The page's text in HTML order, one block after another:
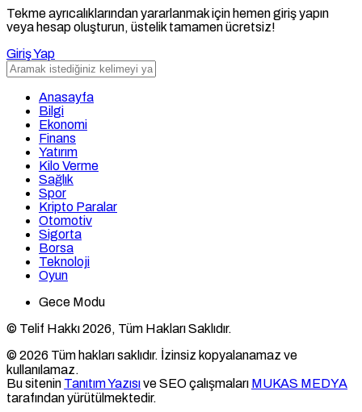
Tekme ayrıcalıklarından yararlanmak için hemen giriş yapın
veya hesap oluşturun, üstelik tamamen ücretsiz!
Giriş Yap
Anasayfa
Bilgi
Ekonomi
Finans
Yatırım
Kilo Verme
Sağlık
Spor
Kripto Paralar
Otomotiv
Sigorta
Borsa
Teknoloji
Oyun
Gece Modu
© Telif Hakkı 2026, Tüm Hakları Saklıdır.
© 2026 Tüm hakları saklıdır. İzinsiz kopyalanamaz ve
kullanılamaz.
Bu sitenin Tanıtım Yazısıve SEO çalışmaları MUKAS MEDYA
tarafından yürütülmektedir.